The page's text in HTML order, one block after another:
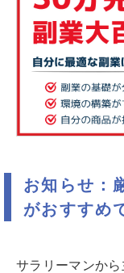
お知らせ：
がおすすめ
サラリーマンか